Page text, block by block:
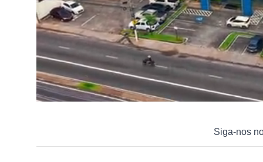
Siga-nos